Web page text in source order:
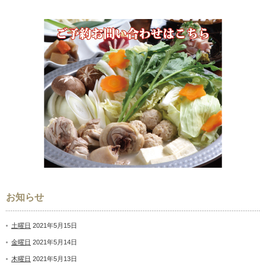
お知らせ
土曜日 2021年5月15日
金曜日 2021年5月14日
木曜日 2021年5月13日